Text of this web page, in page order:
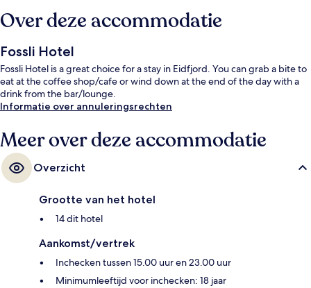
Over deze accommodatie
Fossli Hotel
Fossli Hotel is a great choice for a stay in Eidfjord. You can grab a bite to
eat at the coffee shop/cafe or wind down at the end of the day with a
drink from the bar/lounge.
Informatie over annuleringsrechten
Meer over deze accommodatie
Overzicht
Grootte van het hotel
14 dit hotel
Aankomst/vertrek
Inchecken tussen 15.00 uur en 23.00 uur
Minimumleeftijd voor inchecken: 18 jaar